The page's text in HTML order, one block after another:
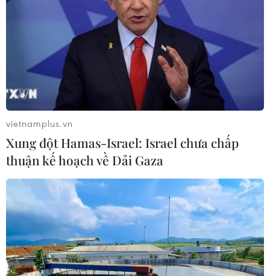
TIN LIÊN QUAN
Di dời khẩn cấp các hộ dân vùng sạt lở ở
kênh Xáng Tân An
vietnamplus.vn
Xung đột Hamas-Israel: Israel chưa chấp
thuận kế hoạch về Dải Gaza